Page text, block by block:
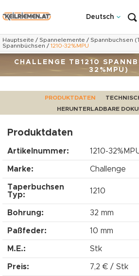
Deutsch
Hauptseite / Spannelemente / Spannbuchsen
Spannbüchsen / 1210-32%MPU
CHALLENGE TB1210
32%MPU)
PRODUKTDATEN
HERUNTERLADBARE
Produktdaten
Artikelnummer: 1210-
Marke: Challenge
Taperbuchsen
Typ:
1210
Bohrung: 32 mm
Paßfeder: 10 mm
M.E.: Stk
Preis: 7,2 € / Stk